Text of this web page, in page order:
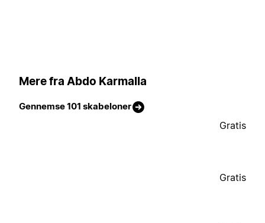
Mere fra Abdo Karmalla
Gennemse 101 skabeloner
Gratis
Gratis